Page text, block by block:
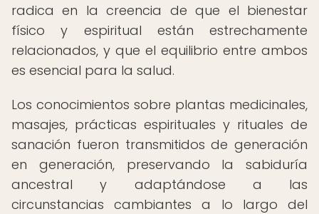
radica en la creencia de que el bienestar
físico y espiritual están estrechamente
relacionados, y que el equilibrio entre ambos
es esencial para la salud.
Los conocimientos sobre plantas medicinales,
masajes, prácticas espirituales y rituales de
sanación fueron transmitidos de generación
en generación, preservando la sabiduría
ancestral y adaptándose a las
circunstancias cambiantes a lo largo del